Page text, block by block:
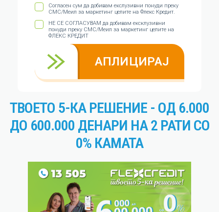
ТВОЕТО 5-КА РЕШЕНИЕ - ОД 6.000
ДО 600.000 ДЕНАРИ НА 2 РАТИ СО
0% КАМАТА
Согласен сум да добивам екслузивни понуди преку
СМС/Меил за маркетинг целите на Флекс Кредит.
НЕ СЕ СОГЛАСУВАM да добивам ексклузивни
понуди преку СМС/Меил за маркетинг целите на
ФЛЕКС КРЕДИТ
АПЛИЦИРАЈ